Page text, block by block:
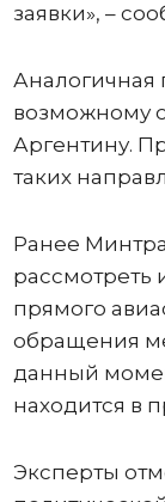
заявки», –
Аналогичная
возможному
Аргентину.
таких
Ранее
рассмотреть
прямого
обращения
данный
находится в
Эксперты